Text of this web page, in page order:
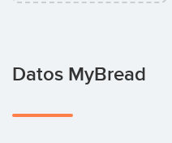
Datos MyBread